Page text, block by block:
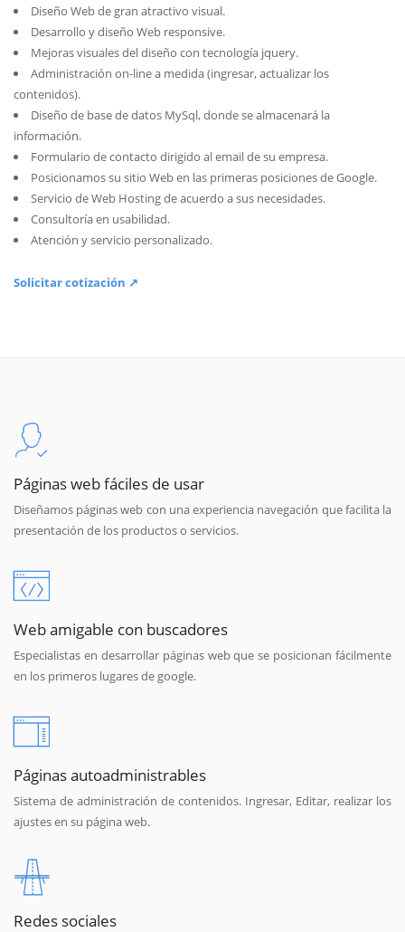
Diseño Web de gran atractivo visual.
Desarrollo y diseño Web responsive.
Mejoras visuales del diseño con tecnología jquery.
Administración on-line a medida (ingresar, actualizar los
contenidos).
Diseño de base de datos MySql, donde se almacenará la
información.
Formulario de contacto dirigido al email de su empresa.
Posicionamos su sitio Web en las primeras posiciones de Google.
Servicio de Web Hosting de acuerdo a sus necesidades.
Consultoría en usabilidad.
Atención y servicio personalizado.
Solicitar cotización ↗
Páginas web fáciles de usar
Diseñamos páginas web con una experiencia navegación que facilita la
presentación de los productos o servicios.
Web amigable con buscadores
Especialistas en desarrollar páginas web que se posicionan fácilmente
en los primeros lugares de google.
Páginas autoadministrables
Sistema de administración de contenidos. Ingresar, Editar, realizar los
ajustes en su página web.
Redes sociales